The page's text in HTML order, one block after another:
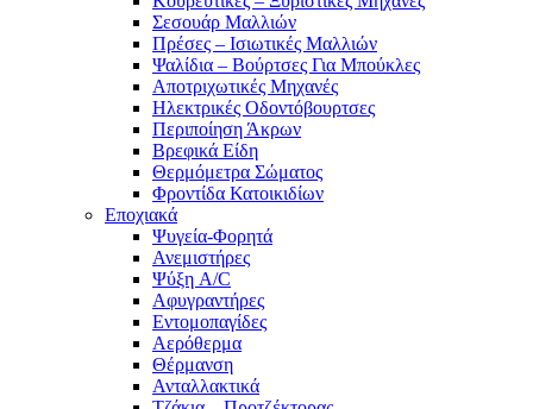
Σεσουάρ Μαλλιών
Πρέσες – Ισιωτικές Μαλλιών
Ψαλίδια – Βούρτσες Για Μπούκλες
Αποτριχωτικές Μηχανές
Ηλεκτρικές Οδοντόβουρτσες
Περιποίηση Άκρων
Βρεφικά Είδη
Θερμόμετρα Σώματος
Φροντίδα Κατοικιδίων
Εποχιακά
Ψυγεία-Φορητά
Ανεμιστήρες
Ψύξη A/C
Αφυγραντήρες
Εντομοπαγίδες
Αερόθερμα
Θέρμανση
Ανταλλακτικά